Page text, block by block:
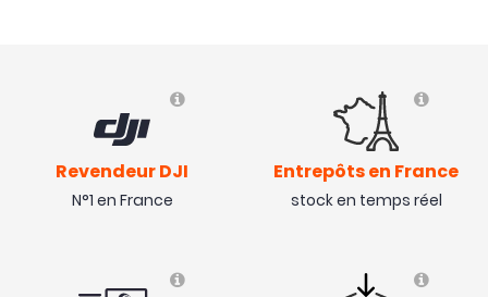
Revendeur DJI
N°1 en France
Entrepôts en France
stock en temps réel